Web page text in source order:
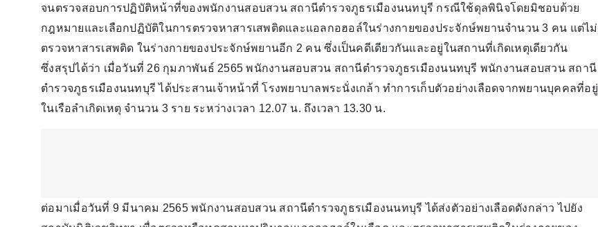
จนตรวจสอบการปฏิบัติหน้าที่ของพนักงานสอบสวน สถานีตำรวจภูธรเมืองนนทบุรี กรณีใช้ดุลพินิจโดยมิชอบด้วย
กฎหมายและเลือกปฏิบัติในการตรวจหาสารเสพติดและแอลกอฮอล์ในร่างกายของประจักษ์พยานจำนวน 3 คน แต่ไม่
ตรวจหาสารเสพติด ในร่างกายของประจักษ์พยานอีก 2 คน ซึ่งเป็นคดีเดียวกันและอยู่ในสถานที่เกิดเหตุเดียวกัน
ซึ่งสรุปได้ว่า เมื่อวันที่ 26 กุมภาพันธ์ 2565 พนักงานสอบสวน สถานีตำรวจภูธรเมืองนนทบุรี พนักงานสอบสวน สถานี
ตำรวจภูธรเมืองนนทบุรี ได้ประสานเจ้าหน้าที่ โรงพยาบาลพระนั่งเกล้า ทำการเก็บตัวอย่างเลือดจากพยานบุคคลที่อยู่
ในเรือลำเกิดเหตุ จำนวน 3 ราย ระหว่างเวลา 12.07 น. ถึงเวลา 13.30 น.
ต่อมาเมื่อวันที่ 9 มีนาคม 2565 พนักงานสอบสวน สถานีตำรวจภูธรเมืองนนทบุรี ได้ส่งตัวอย่างเลือดดังกล่าว ไปยัง